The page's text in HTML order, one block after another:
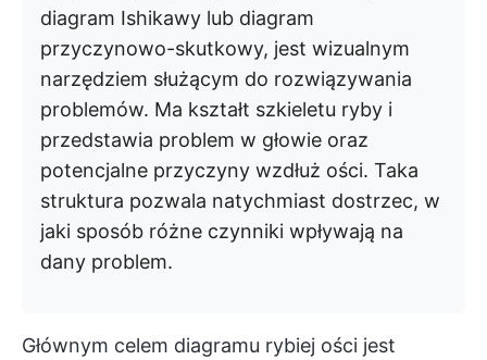
diagram Ishikawy lub diagram
przyczynowo-skutkowy, jest wizualnym
narzędziem służącym do rozwiązywania
problemów. Ma kształt szkieletu ryby i
przedstawia problem w głowie oraz
potencjalne przyczyny wzdłuż ości. Taka
struktura pozwala natychmiast dostrzec, w
jaki sposób różne czynniki wpływają na
dany problem.
Głównym celem diagramu rybiej ości jest